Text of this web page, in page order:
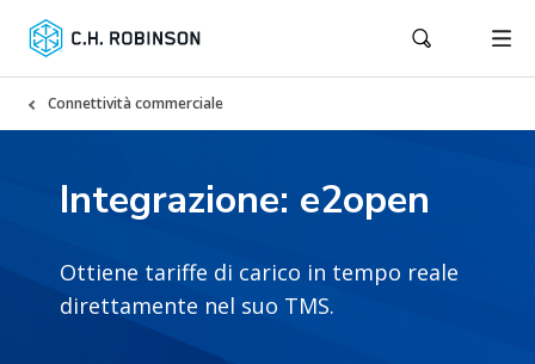
Connettività commerciale
Integrazione: e2open
Ottiene tariffe di carico in tempo reale
direttamente nel suo TMS.